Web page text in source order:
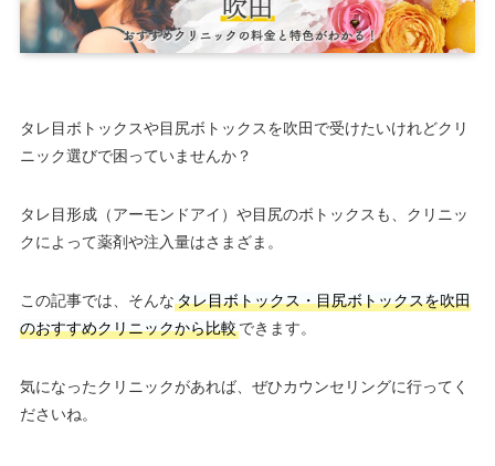
タレ目ボトックスや目尻ボトックスを吹田で受けたいけれどクリ
ニック選びで困っていませんか？
タレ目形成（アーモンドアイ）や目尻のボトックスも、クリニッ
クによって薬剤や注入量はさまざま。
この記事では、そんなタレ目ボトックス・目尻ボトックスを吹田
のおすすめクリニックから比較できます。
気になったクリニックがあれば、ぜひカウンセリングに行ってく
ださいね。